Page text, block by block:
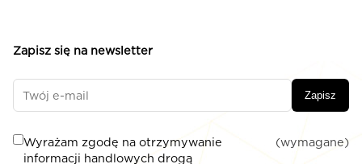
Zapisz się na newsletter
Zapisz
Wyrażam zgodę na otrzymywanie
informacji handlowych drogą
(wymagane)